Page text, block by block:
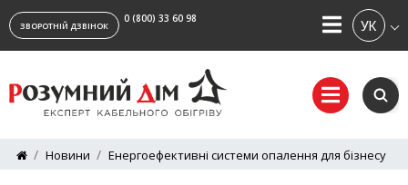
ЗВОРОТНІЙ ДЗВІНОК
0 (800) 33 60 98
Новини Енергоефективні системи опалення для бізнесу